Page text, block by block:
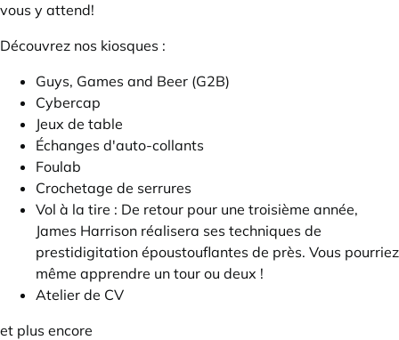
vous y attend!
Découvrez nos kiosques :
Guys, Games and Beer (G2B)
Cybercap
Jeux de table
Échanges d'auto-collants
Foulab
Crochetage de serrures
Vol à la tire : De retour pour une troisième année,
James Harrison réalisera ses techniques de
prestidigitation époustouflantes de près. Vous pourriez
même apprendre un tour ou deux !
Atelier de CV
et plus encore